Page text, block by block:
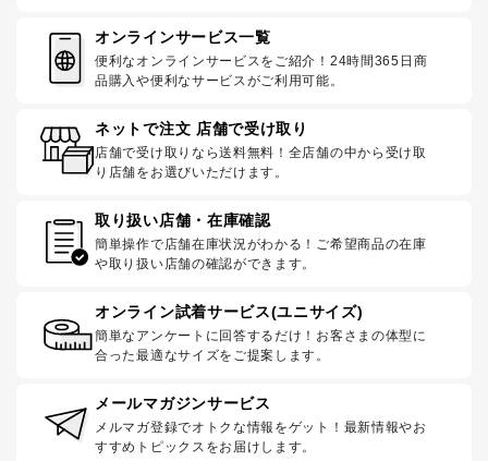
オンラインサービス一覧
便利なオンラインサービスをご紹介！24時間365日商
品購入や便利なサービスがご利用可能。
ネットで注文 店舗で受け取り
店舗で受け取りなら送料無料！全店舗の中から受け取
り店舗をお選びいただけます。
取り扱い店舗・在庫確認
簡単操作で店舗在庫状況がわかる！ご希望商品の在庫
や取り扱い店舗の確認ができます。
オンライン試着サービス(ユニサイズ)
簡単なアンケートに回答するだけ！お客さまの体型に
合った最適なサイズをご提案します。
メールマガジンサービス
メルマガ登録でオトクな情報をゲット！最新情報やお
すすめトピックスをお届けします。